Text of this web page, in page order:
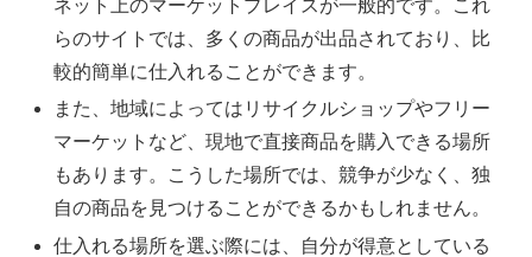
ネット上のマーケットプレイスが一般的です。これ
らのサイトでは、多くの商品が出品されており、比
較的簡単に仕入れることができます。
また、地域によってはリサイクルショップやフリー
マーケットなど、現地で直接商品を購入できる場所
もあります。こうした場所では、競争が少なく、独
自の商品を見つけることができるかもしれません。
仕入れる場所を選ぶ際には、自分が得意としている